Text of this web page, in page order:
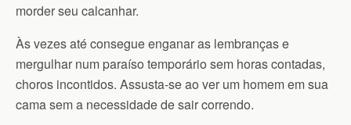
morder seu calcanhar.
Às vezes até consegue enganar as lembranças e
mergulhar num paraíso temporário sem horas contadas,
choros incontidos. Assusta-se ao ver um homem em sua
cama sem a necessidade de sair correndo.